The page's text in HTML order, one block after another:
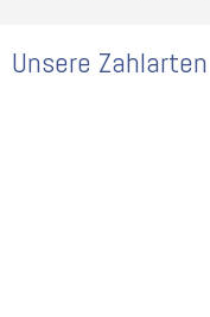
Unsere Zahlarten